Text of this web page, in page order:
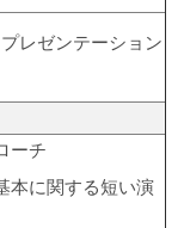
レゼンテーション
ーチ
に関する短い演